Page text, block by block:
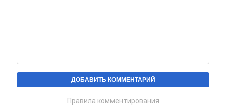
Правила комментирования